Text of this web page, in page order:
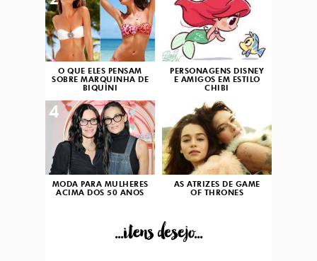
O QUE ELES PENSAM
SOBRE MARQUINHA DE
BIQUÍNI
PERSONAGENS DISNEY
E AMIGOS EM ESTILO
CHIBI
MODA PARA MULHERES
ACIMA DOS 50 ANOS
4
AS ATRIZES DE GAME
OF THRONES
...itens desejo...